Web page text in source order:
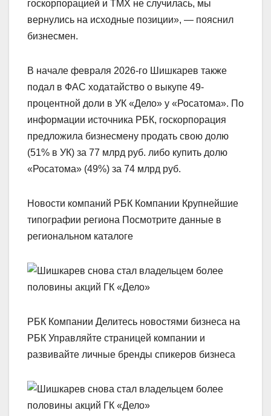
госкорпорацией и ТМХ не случилась, мы
вернулись на исходные позиции», — пояснил
бизнесмен.
В начале февраля 2026-го Шишкарев также
подал в ФАС ходатайство о выкупе 49-
процентной доли в УК «Дело» у «Росатома». По
информации источника РБК, госкорпорация
предложила бизнесмену продать свою долю
(51% в УК) за 77 млрд руб. либо купить долю
«Росатома» (49%) за 74 млрд руб.
Новости компаний РБК Компании Крупнейшие
типографии региона Посмотрите данные в
региональном каталоге
РБК Компании Делитесь новостями бизнеса на
РБК Управляйте страницей компании и
развивайте личные бренды спикеров бизнеса